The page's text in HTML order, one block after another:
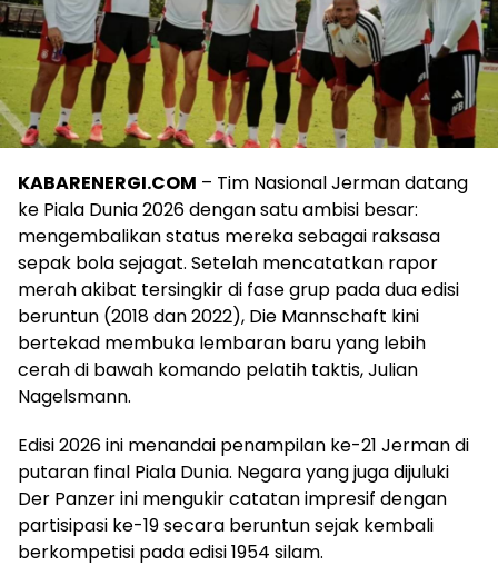
KABARENERGI.COM – Tim Nasional Jerman datang
ke Piala Dunia 2026 dengan satu ambisi besar:
mengembalikan status mereka sebagai raksasa
sepak bola sejagat. Setelah mencatatkan rapor
merah akibat tersingkir di fase grup pada dua edisi
beruntun (2018 dan 2022), Die Mannschaft kini
bertekad membuka lembaran baru yang lebih
cerah di bawah komando pelatih taktis, Julian
Nagelsmann.
Edisi 2026 ini menandai penampilan ke-21 Jerman di
putaran final Piala Dunia. Negara yang juga dijuluki
Der Panzer ini mengukir catatan impresif dengan
partisipasi ke-19 secara beruntun sejak kembali
berkompetisi pada edisi 1954 silam.